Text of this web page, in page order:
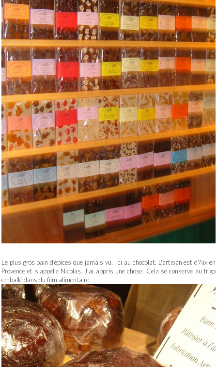
Le plus gros pain d'épices que jamais vu, ici au chocolat. L'artisan est d'Aix en
Provence et s'appelle Nicolas. J'ai appris une chose. Cela se conserve au frigo
emballé dans du film alimentaire.